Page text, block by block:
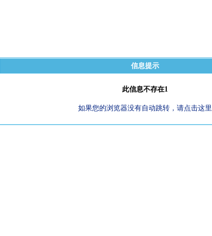
信息提示
此信息不存在1
如果您的浏览器没有自动跳转，请点击这里